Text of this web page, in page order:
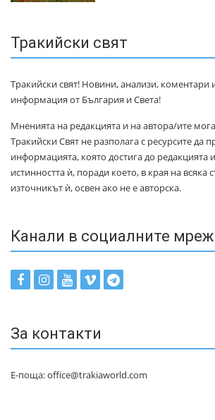
Тракийски свят
Тракийски свят! Новини, анализи, коментари
информация от България и Света!
Мненията на редакцията и на автора/ите
Тракийски Свят не разполага с ресурсите да
информацията, която достига до редакцията
истинността ѝ, поради което, в края на всяка
източникът ѝ, освен ако не е авторска.
Канали в социалните
За контакти
Е-поща: office@trakiaworld.com